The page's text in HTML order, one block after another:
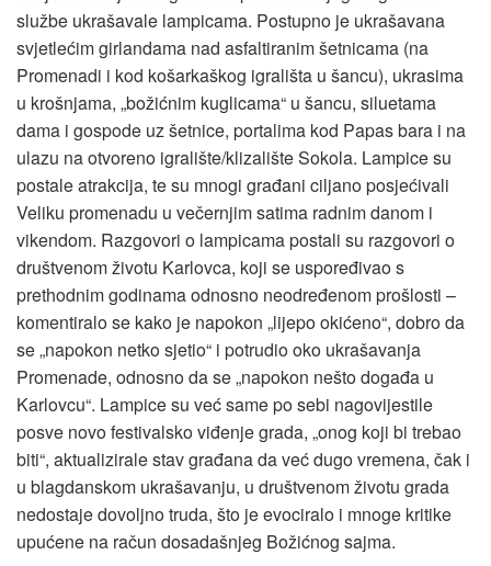
službe ukrašavale lampicama. Postupno je ukrašavana
svjetlećim girlandama nad asfaltiranim šetnicama (na
Promenadi i kod košarkaškog igrališta u šancu), ukrasima
u krošnjama, „božićnim kuglicama“ u šancu, siluetama
dama i gospode uz šetnice, portalima kod Papas bara i na
ulazu na otvoreno igralište/klizalište Sokola. Lampice su
postale atrakcija, te su mnogi građani ciljano posjećivali
Veliku promenadu u večernjim satima radnim danom i
vikendom. Razgovori o lampicama postali su razgovori o
društvenom životu Karlovca, koji se uspoređivao s
prethodnim godinama odnosno neodređenom prošlosti –
komentiralo se kako je napokon „lijepo okićeno“, dobro da
se „napokon netko sjetio“ i potrudio oko ukrašavanja
Promenade, odnosno da se „napokon nešto događa u
Karlovcu“. Lampice su već same po sebi nagovijestile
posve novo festivalsko viđenje grada, „onog koji bi trebao
biti“, aktualizirale stav građana da već dugo vremena, čak i
u blagdanskom ukrašavanju, u društvenom životu grada
nedostaje dovoljno truda, što je evociralo i mnoge kritike
upućene na račun dosadašnjeg Božićnog sajma.